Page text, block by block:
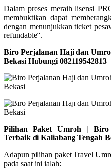
Dalam proses meraih lisensi
membuktikan dapat
dengan menunjukkan ticket
refundable”.
Biro Perjalanan Haji dan
Bekasi Hubungi 082119542813
Pilihan Paket Umroh |
Terbaik di Kaliabang Tengah
Adapun pilihan paket Travel
pada saat ini ialah: